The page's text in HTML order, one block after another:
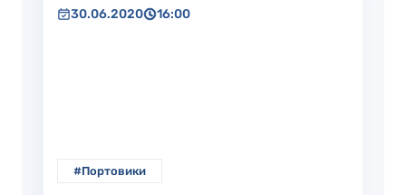
30.06.2020 16:00
#Портовики